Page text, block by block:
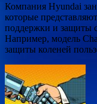
Компания Hyundai
которые
поддержки и защиты
Например, модель
защиты коленей